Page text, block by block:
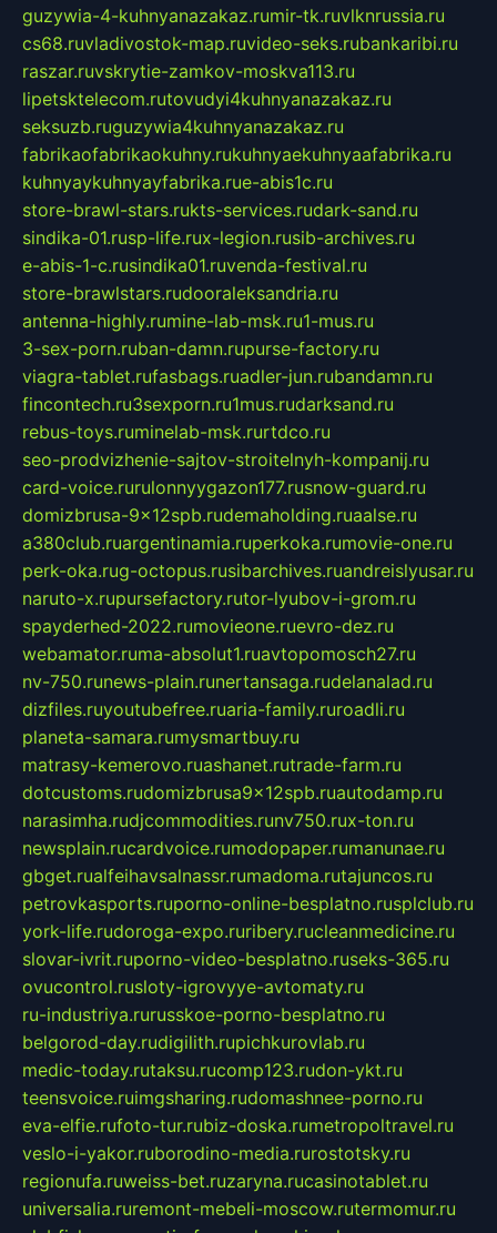
guzywia-4-kuhnyanazakaz.rumir-tk.ruvlknrussia.ru
cs68.ruvladivostok-map.ruvideo-seks.rubankaribi.ru
raszar.ruvskrytie-zamkov-moskva113.ru
lipetsktelecom.rutovudyi4kuhnyanazakaz.ru
seksuzb.ruguzywia4kuhnyanazakaz.ru
fabrikaofabrikaokuhny.rukuhnyaekuhnyaafabrika.ru
kuhnyaykuhnyayfabrika.rue-abis1c.ru
store-brawl-stars.rukts-services.rudark-sand.ru
sindika-01.rusp-life.rux-legion.rusib-archives.ru
e-abis-1-c.rusindika01.ruvenda-festival.ru
store-brawlstars.rudooraleksandria.ru
antenna-highly.rumine-lab-msk.ru1-mus.ru
3-sex-porn.ruban-damn.rupurse-factory.ru
viagra-tablet.rufasbags.ruadler-jun.rubandamn.ru
fincontech.ru3sexporn.ru1mus.rudarksand.ru
rebus-toys.ruminelab-msk.rurtdco.ru
seo-prodvizhenie-sajtov-stroitelnyh-kompanij.ru
card-voice.rurulonnyygazon177.rusnow-guard.ru
domizbrusa-9x12spb.rudemaholding.ruaalse.ru
a380club.ruargentinamia.ruperkoka.rumovie-one.ru
perk-oka.rug-octopus.rusibarchives.ruandreislyusar.ru
naruto-x.rupursefactory.rutor-lyubov-i-grom.ru
spayderhed-2022.rumovieone.ruevro-dez.ru
webamator.ruma-absolut1.ruavtopomosch27.ru
nv-750.runews-plain.runertansaga.rudelanalad.ru
dizfiles.ruyoutubefree.ruaria-family.ruroadli.ru
planeta-samara.rumysmartbuy.ru
matrasy-kemerovo.ruashanet.rutrade-farm.ru
dotcustoms.rudomizbrusa9x12spb.ruautodamp.ru
narasimha.rudjcommodities.runv750.rux-ton.ru
newsplain.rucardvoice.rumodopaper.rumanunae.ru
gbget.rualfeihavsalnassr.rumadoma.rutajuncos.ru
petrovkasports.ruporno-online-besplatno.rusplclub.ru
york-life.rudoroga-expo.ruribery.rucleanmedicine.ru
slovar-ivrit.ruporno-video-besplatno.ruseks-365.ru
ovucontrol.rusloty-igrovyye-avtomaty.ru
ru-industriya.rurusskoe-porno-besplatno.ru
belgorod-day.rudigilith.rupichkurovlab.ru
medic-today.rutaksu.rucomp123.rudon-ykt.ru
teensvoice.ruimgsharing.rudomashnee-porno.ru
eva-elfie.rufoto-tur.rubiz-doska.rumetropoltravel.ru
veslo-i-yakor.ruborodino-media.rurostotsky.ru
regionufa.ruweiss-bet.ruzaryna.rucasinotablet.ru
universalia.ruremont-mebeli-moscow.rutermomur.ru